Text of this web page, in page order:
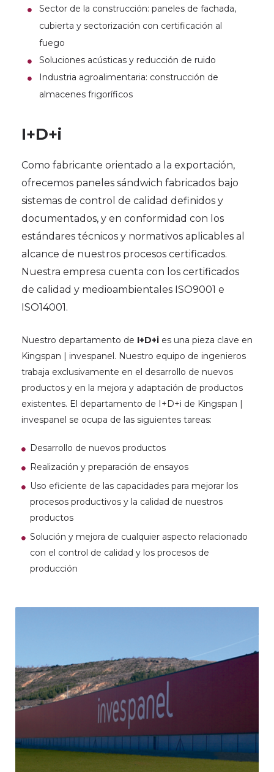
Sector de la construcción: paneles de fachada,
cubierta y sectorización con certificación al
fuego
Soluciones acústicas y reducción de ruido
Industria agroalimentaria: construcción de
almacenes frigoríficos
I+D+i
Como fabricante orientado a la exportación,
ofrecemos paneles sándwich fabricados bajo
sistemas de control de calidad definidos y
documentados, y en conformidad con los
estándares técnicos y normativos aplicables al
alcance de nuestros procesos certificados.
Nuestra empresa cuenta con los certificados
de calidad y medioambientales ISO9001 e
ISO14001.
Nuestro departamento de I+D+i es una pieza clave en
Kingspan | invespanel. Nuestro equipo de ingenieros
trabaja exclusivamente en el desarrollo de nuevos
productos y en la mejora y adaptación de productos
existentes. El departamento de I+D+i de Kingspan |
invespanel se ocupa de las siguientes tareas:
Desarrollo de nuevos productos
Realización y preparación de ensayos
Uso eficiente de las capacidades para mejorar los
procesos productivos y la calidad de nuestros
productos
Solución y mejora de cualquier aspecto relacionado
con el control de calidad y los procesos de
producción